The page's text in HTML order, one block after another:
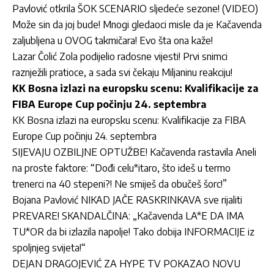
Pavlović otkrila ŠOK SCENARIO sljedeće sezone! (VIDEO)
Može sin da joj bude! Mnogi gledaoci misle da je Kačavenda
zaljubljena u OVOG takmičara! Evo šta ona kaže!
Lazar Čolić Zola podijelio radosne vijesti! Prvi snimci
raznježili pratioce, a sada svi čekaju Miljaninu reakciju!
KK Bosna izlazi na europsku scenu: Kvalifikacije za
FIBA Europe Cup počinju 24. septembra
KK Bosna izlazi na europsku scenu: Kvalifikacije za FIBA
Europe Cup počinju 24. septembra
SIJEVAJU OZBILJNE OPTUŽBE! Kačavenda rastavila Aneli
na proste faktore: “Dođi celu*itaro, što ideš u termo
trenerci na 40 stepeni?! Ne smiješ da obučeš šorc!”
Bojana Pavlović NIKAD JAČE RASKRINKAVA sve rijaliti
PREVARE! SKANDALČINA: „Kačavenda LA*E DA IMA
TU*OR da bi izlazila napolje! Tako dobija INFORMACIJE iz
spoljnjeg svijeta!“
DEJAN DRAGOJEVIĆ ZA HYPE TV POKAZAO NOVU